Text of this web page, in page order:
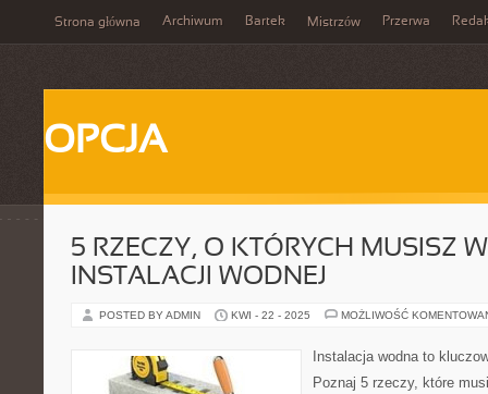
Strona główna Archiwum Bartek Mistrzów Przerwa
OPCJA
5 RZECZY, O KTÓRYCH MUSISZ
INSTALACJI WODNEJ
POSTED BY ADMIN KWI - 22 - 2025 MOŻLIWOŚĆ
Instalacja wodna to
Poznaj 5 rzeczy, które